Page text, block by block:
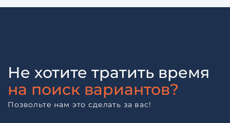
Не хотите тратить время
на поиск вариантов?
Позвольте нам это сделать за вас!